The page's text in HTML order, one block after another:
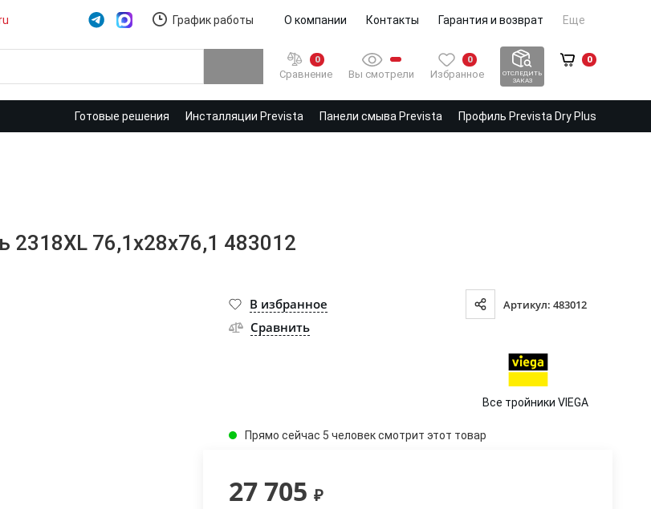
График работы О компании Контакты Гарантия и возврат Еще
0
Сравнение Вы смотрели
0
Избранное
ОТСЛЕДИТЬ
ЗАКАЗ
0
Готовые решения Инсталляции Prevista Панели смыва Prevista Профиль Prevista Dry Plus
2318XL 76,1x28x76,1 483012
В избранное Артикул: 483012
Сравнить
Все тройники VIEGA
Прямо сейчас 5 человек смотрит этот товар
27 705 ₽